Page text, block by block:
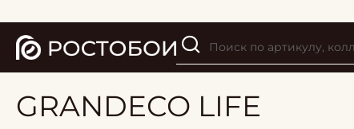
GRANDECO LIFE